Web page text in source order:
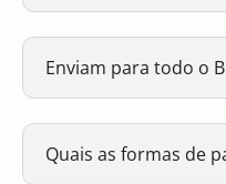
Enviam para todo o
Quais as formas de